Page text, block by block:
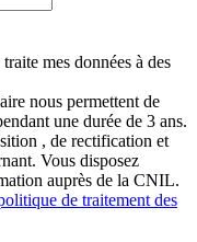
traite mes données à des
nous permettent de
une durée de 3 ans.
, de rectification et
Vous disposez
auprès de la CNIL.
de traitement des